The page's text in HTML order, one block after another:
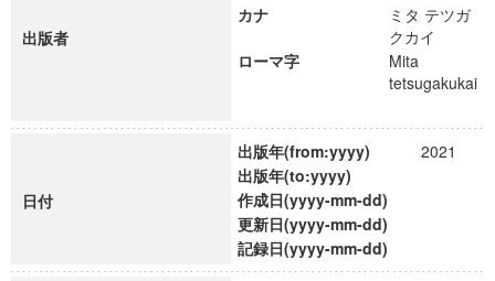
出版者
カナ
ミタ テツガ
クカイ
ローマ字
Mita
tetsugakukai
日付
出版年(from:yyyy)
2021
出版年(to:yyyy)
作成日(yyyy-mm-dd)
更新日(yyyy-mm-dd)
記録日(yyyy-mm-dd)